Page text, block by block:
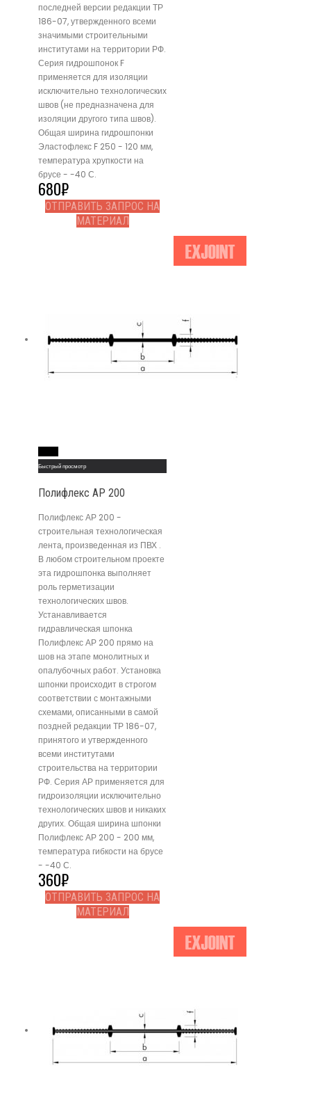
последней версии редакции ТР
186-07, утвержденного всеми
значимыми строительными
институтами на территории РФ.
Серия гидрошпонок F
применяется для изоляции
исключительно технологических
швов (не предназначена для
изоляции другого типа швов).
Общая ширина гидрошпонки
Эластофлекс F 250 - 120 мм,
температура хрупкости на
брусе - -40 С.
680₽
ОТПРАВИТЬ ЗАПРОС НА
МАТЕРИАЛ
Быстрый просмотр
Полифлекс АР 200
Полифлекс АР 200 -
строительная технологическая
лента, произведенная из ПВХ .
В любом строительном проекте
эта гидрошпонка выполняет
роль герметизации
технологических швов.
Устанавливается
гидравлическая шпонка
Полифлекс АР 200 прямо на
шов на этапе монолитных и
опалубочных работ. Установка
шпонки происходит в строгом
соответствии с монтажными
схемами, описанными в самой
поздней редакции ТР 186-07,
принятого и утвержденного
всеми институтами
строительства на территории
РФ. Серия АР применяется для
гидроизоляции исключительно
технологических швов и никаких
других. Общая ширина шпонки
Полифлекс АР 200 - 200 мм,
температура гибкости на брусе
- -40 С.
360₽
ОТПРАВИТЬ ЗАПРОС НА
МАТЕРИАЛ